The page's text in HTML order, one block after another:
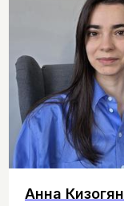
Анна Кизогян